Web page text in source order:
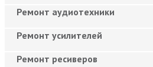
Ремонт аудиотехники
Ремонт усилителей
Ремонт ресиверов